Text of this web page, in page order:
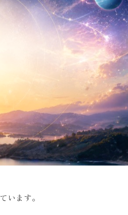
います。